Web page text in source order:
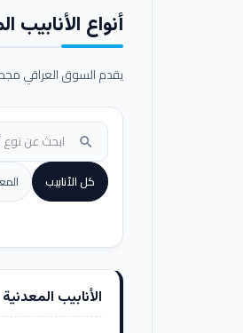
أنواع الأنابيب
يقدم السوق العراقي
search
كل الأنابيب
الأنابيب المعدنية